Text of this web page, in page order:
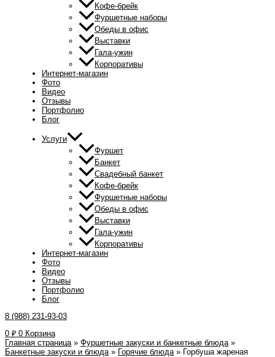
Кофе-брейк
Фуршетные наборы
Обеды в офис
Выставки
Гала-ужин
Корпоративы
Интернет-магазин
Фото
Видео
Отзывы
Портфолио
Блог
Услуги
Фуршет
Банкет
Свадебный банкет
Кофе-брейк
Фуршетные наборы
Обеды в офис
Выставки
Гала-ужин
Корпоративы
Интернет-магазин
Фото
Видео
Отзывы
Портфолио
Блог
8 (988) 231-93-03
0 ₽ 0 Корзина
Главная страница » Фуршетные закуски и банкетные блюда »
Банкетные закуски и блюда » Горячие блюда » Горбуша жареная